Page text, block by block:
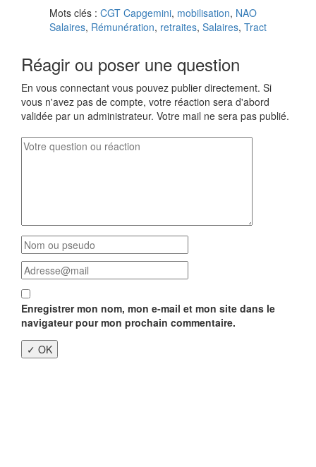
Mots clés : CGT Capgemini, mobilisation, NAO
Salaires, Rémunération, retraites, Salaires, Tract
Réagir ou poser une question
En vous connectant vous pouvez publier directement. Si
vous n'avez pas de compte, votre réaction sera d'abord
validée par un administrateur. Votre mail ne sera pas publié.
Enregistrer mon nom, mon e-mail et mon site dans le
navigateur pour mon prochain commentaire.